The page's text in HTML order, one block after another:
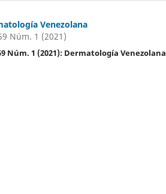
Venezolana
Núm. 1 (2021)
Núm. 1 (2021): Dermatología Venezolana